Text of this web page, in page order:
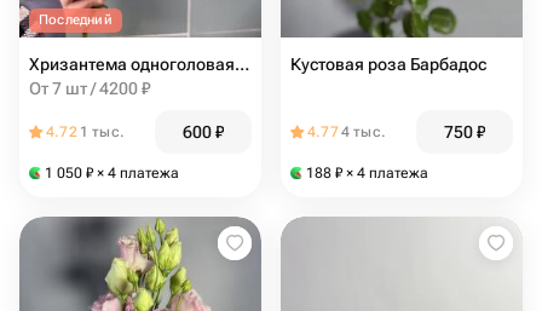
Последний
Хризантема одноголовая голубая
От 7 шт / 4200 ₽
4.72 1 тыс. 600₽
1 050 ₽ × 4 платежа
Кустовая роза Барбадос
4.774 тыс. 750₽
188 ₽ × 4 платежа